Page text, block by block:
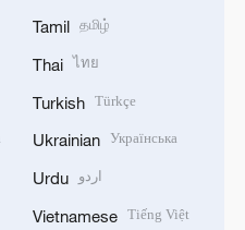
Tamil தமிழ்
Thai ไทย
Turkish Türkçe
Ukrainian Українська
Urdu اردو
Vietnamese Tiếng Việt